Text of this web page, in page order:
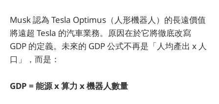
Musk 認為 Tesla Optimus（人形機器人）的長遠價值
將遠超 Tesla 的汽車業務。原因在於它將徹底改寫
GDP 的定義。未來的 GDP 公式不再是「人均產出 x 人
口」，而是：
GDP = 能源 x 算力 x 機器人數量